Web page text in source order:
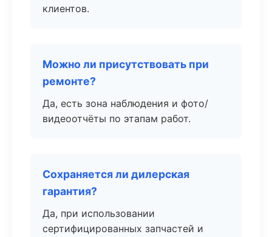
клиентов.
Можно ли присутствовать при
ремонте?
Да, есть зона наблюдения и фото/
видеоотчёты по этапам работ.
Сохраняется ли дилерская
гарантия?
Да, при использовании
сертифицированных запчастей и